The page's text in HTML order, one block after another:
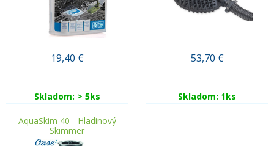
19,40 €
Skladom: > 5ks
53,70 €
Skladom: 1ks
AquaSkim 40 - Hladinový
Skimmer